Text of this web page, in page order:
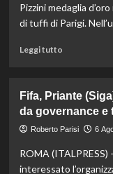
1000
di
set
Pizzini medaglia
di tuffi di Parigi.
Leggi tuttoLeggi
Storico
en
plein
Pellacani
agli
Fifa, Priante
da governance e
Roberto Parisi 6
ROMA
interessato